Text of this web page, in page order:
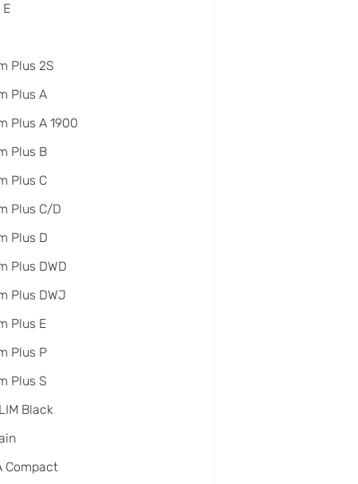
Plus 2S
Plus A
Plus A 1900
Plus B
Plus C
Plus C/D
Plus D
Plus DWD
Plus DWJ
Plus E
Plus P
Plus S
Black
Compact